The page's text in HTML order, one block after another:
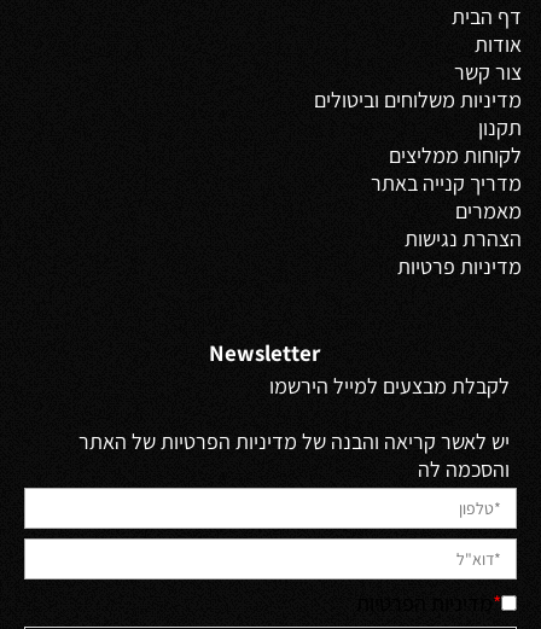
דף הבית
אודות
צור קשר
מדיניות משלוחים וביטולים
תקנון
לקוחות ממליצים
מדריך קנייה באתר
מאמרים
הצהרת נגישות
מדיניות פרטיות
Newsletter
לקבלת מבצעים למייל הירשמו
יש לאשר קריאה והבנה של מדיניות הפרטיות של האתר
והסכמה לה
*